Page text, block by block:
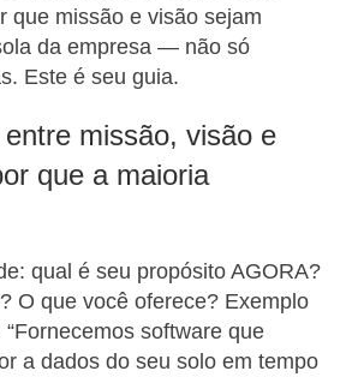
que missão e visão sejam
da empresa — não só
Este é seu guia.
missão, visão e
que a maioria
qual é seu propósito AGORA?
O que você oferece? Exemplo
software que
a dados do seu solo em tempo